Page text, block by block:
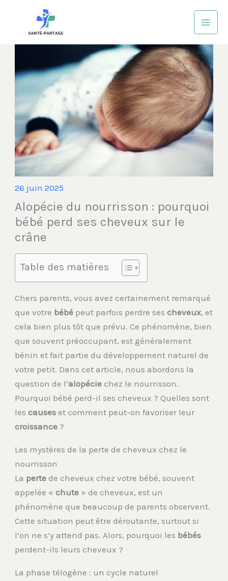
contenu
26 juin 2025
Alopécie du nourrisson : pourquoi
bébé perd ses cheveux sur le
crâne
Table des matières
Chers parents, vous avez certainement remarqué
que votre bébé peut parfois perdre sescheveux, et
cela bien plus tôt que prévu. Ce phénomène, bien
que souvent préoccupant, est généralement
bénin et fait partie du développement naturel de
votre petit. Dans cet article, nous abordons la
question de l’alopécie chez le nourrisson.
Pourquoi bébé perd-il ses cheveux ? Quelles sont
lescauses et comment peut-on favoriser leur
croissance ?
Les mystères de la perte de cheveux chez le
nourrisson
La perte de cheveux chez votre bébé, souvent
appelée «chute » de cheveux, est un
phénomène que beaucoup de parents observent.
Cette situation peut être déroutante, surtout si
l’on ne s’y attend pas. Alors, pourquoi les bébés
perdent-ils leurs cheveux ?
La phase télogène : un cycle naturel